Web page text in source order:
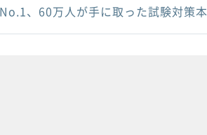
、60万人が手に取った試験対策本